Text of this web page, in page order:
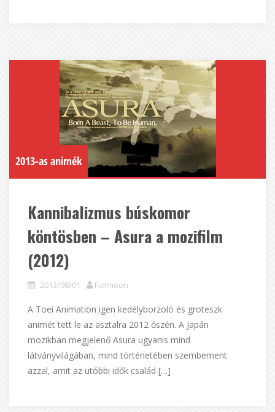
2013-as animék
Kannibalizmus búskomor
köntösben – Asura a mozifilm
(2012)
2013/08/01 Fullmoon
A Toei Animation igen kedélyborzoló és groteszk
animét tett le az asztalra 2012 őszén. A Japán
mozikban megjelenő Asura ugyanis mind
látványvilágában, mind történetében szembement
azzal, amit az utóbbi idők család […]